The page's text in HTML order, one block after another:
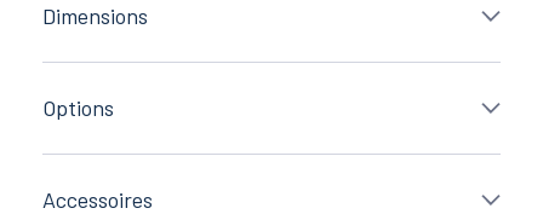
Dimensions
Options
Accessoires